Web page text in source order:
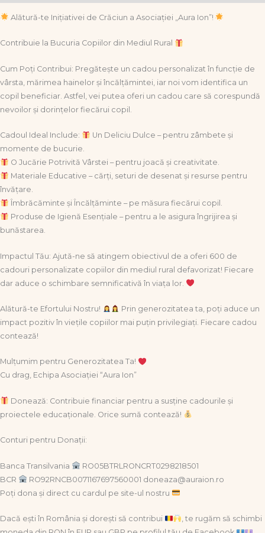
Alătură-te Inițiativei de Crăciun a Asociației „Aura Ion”!
Contribuie la Bucuria Copiilor din Mediul Rural
Cum Poți Contribui: Pregătește un cadou personalizat în funcție de
vârsta, mărimea hainelor și încălțămintei, iar noi vom identifica un
copil beneficiar. Astfel, vei putea oferi un cadou care să corespundă
nevoilor și dorințelor fiecărui copil.
Cadoul Ideal Include:
Un Deliciu Dulce – pentru zâmbete și
momente de bucurie.
O Jucărie Potrivită Vârstei – pentru joacă și creativitate.
Materiale Educative – cărți, seturi de desenat și resurse pentru
învățare.
Îmbrăcăminte și Încălțăminte – pe măsura fiecărui copil.
Produse de Igienă Esențiale – pentru a le asigura îngrijirea și
bunăstarea.
Impactul Tău: Ajută-ne să atingem obiectivul de a oferi 600 de
cadouri personalizate copiilor din mediul rural defavorizat! Fiecare
dar aduce o schimbare semnificativă în viața lor.
Alătură-te Efortului Nostru!
Prin generozitatea ta, poți aduce un
impact pozitiv în viețile copiilor mai puțin privilegiați. Fiecare cadou
contează!
Mulțumim pentru Generozitatea Ta!
Cu drag, Echipa Asociației “Aura Ion”
Donează: Contribuie financiar pentru a susține cadourile și
proiectele educaționale. Orice sumă contează!
Conturi pentru Donații:
Banca Transilvania
RO05BTRLRONCRT0298218501
BCR
RO92RNCB0071167697560001 doneaza@auraion.ro
Poți dona și direct cu cardul pe site-ul nostru
Dacă ești în România și dorești să contribui
, te rugăm să schimbi